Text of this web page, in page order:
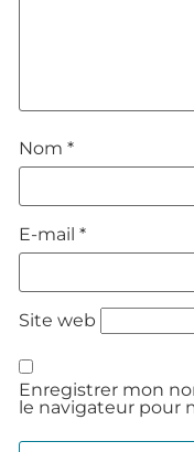
Nom *
E-mail *
Site web
Enregistrer mon
le navigateur pour